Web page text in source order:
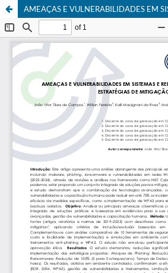
AMEAÇAS E VULNERABILIDADES EM